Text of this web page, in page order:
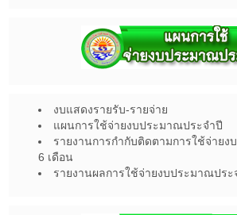
งบแสดงรายรับ-รายจ่าย
แผนการใช้จ่ายงบประมาณประจำปี
รายงานการกำกับติดตามการใช้จ่าย
6 เดือน
รายงานผลการใช้จ่ายงบประมาณประ